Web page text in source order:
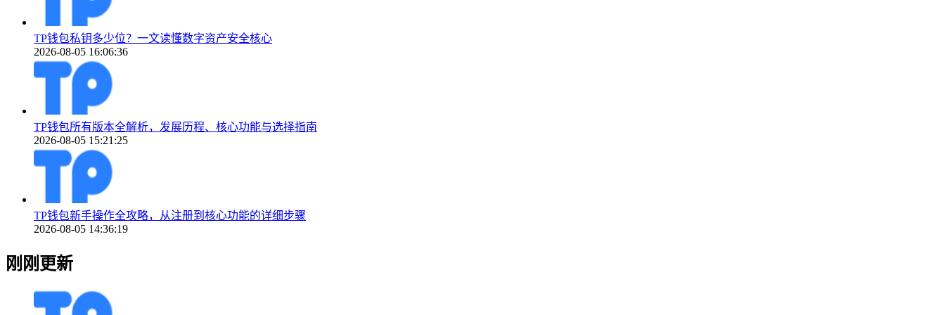
TP钱包私钥多少位？一文读懂数字资产安全核心
2026-08-05 16:06:36
TP钱包所有版本全解析，发展历程、核心功能与选择指南
2026-08-05 15:21:25
TP钱包新手操作全攻略，从注册到核心功能的详细步骤
2026-08-05 14:36:19
刚刚更新